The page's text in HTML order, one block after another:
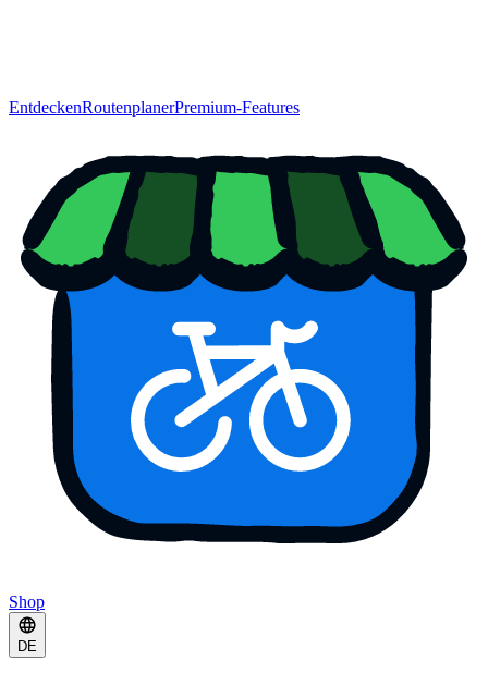
EntdeckenRoutenplanerPremium-Features
Shop
DE